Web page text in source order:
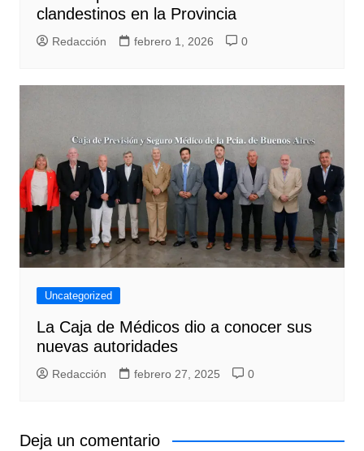
clandestinos en la Provincia
Redacción febrero 1, 2026 0
Uncategorized
La Caja de Médicos dio a conocer sus
nuevas autoridades
Redacción febrero 27, 2025 0
Deja un comentario